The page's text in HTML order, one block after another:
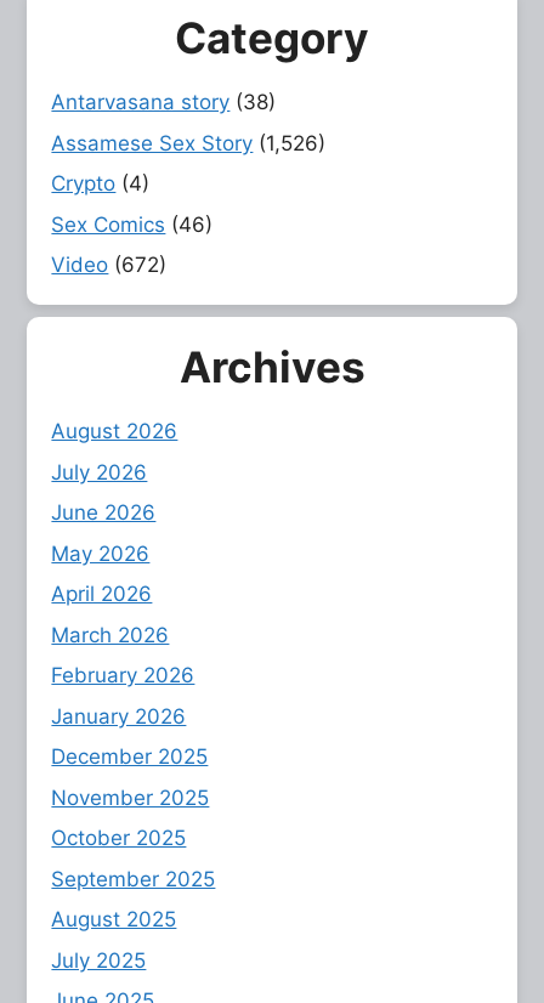
Category
Antarvasana story (38)
Assamese Sex Story (1,526)
Crypto (4)
Sex Comics (46)
Video (672)
Archives
August 2026
July 2026
June 2026
May 2026
April 2026
March 2026
February 2026
January 2026
December 2025
November 2025
October 2025
September 2025
August 2025
July 2025